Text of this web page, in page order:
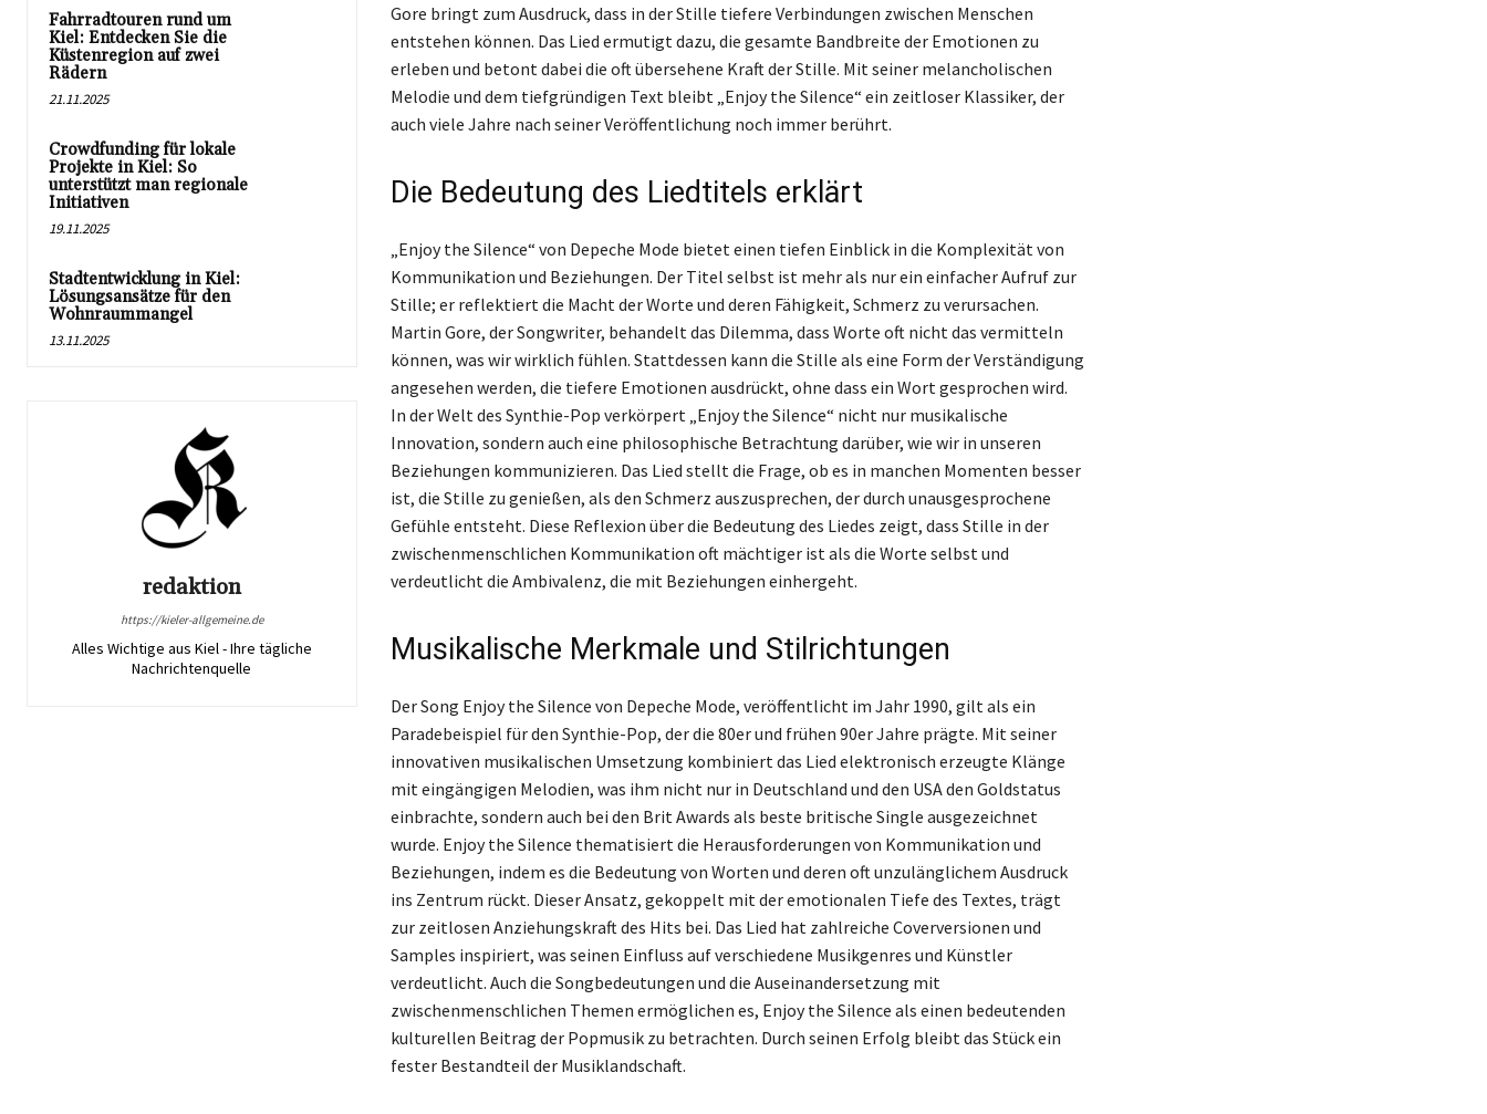
Fahrradtouren rund um
Kiel: Entdecken Sie die
Küstenregion auf zwei
Rädern
21.11.2025
Crowdfunding für lokale
Projekte in Kiel: So
unterstützt man regionale
Initiativen
19.11.2025
Stadtentwicklung in Kiel:
Lösungsansätze für den
Wohnraummangel
13.11.2025
redaktion
https://kieler-allgemeine.de
Alles Wichtige aus Kiel - Ihre tägliche
Nachrichtenquelle
Gore bringt zum Ausdruck, dass in der Stille tiefere Verbindungen zwischen Menschen
entstehen können. Das Lied ermutigt dazu, die gesamte Bandbreite der Emotionen zu
erleben und betont dabei die oft übersehene Kraft der Stille. Mit seiner melancholischen
Melodie und dem tiefgründigen Text bleibt „Enjoy the Silence“ ein zeitloser Klassiker, der
auch viele Jahre nach seiner Veröffentlichung noch immer berührt.
Die Bedeutung des Liedtitels erklärt
„Enjoy the Silence“ von Depeche Mode bietet einen tiefen Einblick in die Komplexität von
Kommunikation und Beziehungen. Der Titel selbst ist mehr als nur ein einfacher Aufruf zur
Stille; er reflektiert die Macht der Worte und deren Fähigkeit, Schmerz zu verursachen.
Martin Gore, der Songwriter, behandelt das Dilemma, dass Worte oft nicht das vermitteln
können, was wir wirklich fühlen. Stattdessen kann die Stille als eine Form der Verständigung
angesehen werden, die tiefere Emotionen ausdrückt, ohne dass ein Wort gesprochen wird.
In der Welt des Synthie-Pop verkörpert „Enjoy the Silence“ nicht nur musikalische
Innovation, sondern auch eine philosophische Betrachtung darüber, wie wir in unseren
Beziehungen kommunizieren. Das Lied stellt die Frage, ob es in manchen Momenten besser
ist, die Stille zu genießen, als den Schmerz auszusprechen, der durch unausgesprochene
Gefühle entsteht. Diese Reflexion über die Bedeutung des Liedes zeigt, dass Stille in der
zwischenmenschlichen Kommunikation oft mächtiger ist als die Worte selbst und
verdeutlicht die Ambivalenz, die mit Beziehungen einhergeht.
Musikalische Merkmale und Stilrichtungen
Der Song Enjoy the Silence von Depeche Mode, veröffentlicht im Jahr 1990, gilt als ein
Paradebeispiel für den Synthie-Pop, der die 80er und frühen 90er Jahre prägte. Mit seiner
innovativen musikalischen Umsetzung kombiniert das Lied elektronisch erzeugte Klänge
mit eingängigen Melodien, was ihm nicht nur in Deutschland und den USA den Goldstatus
einbrachte, sondern auch bei den Brit Awards als beste britische Single ausgezeichnet
wurde. Enjoy the Silence thematisiert die Herausforderungen von Kommunikation und
Beziehungen, indem es die Bedeutung von Worten und deren oft unzulänglichem Ausdruck
ins Zentrum rückt. Dieser Ansatz, gekoppelt mit der emotionalen Tiefe des Textes, trägt
zur zeitlosen Anziehungskraft des Hits bei. Das Lied hat zahlreiche Coverversionen und
Samples inspiriert, was seinen Einfluss auf verschiedene Musikgenres und Künstler
verdeutlicht. Auch die Songbedeutungen und die Auseinandersetzung mit
zwischenmenschlichen Themen ermöglichen es, Enjoy the Silence als einen bedeutenden
kulturellen Beitrag der Popmusik zu betrachten. Durch seinen Erfolg bleibt das Stück ein
fester Bestandteil der Musiklandschaft.